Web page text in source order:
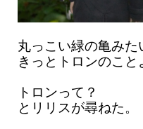
丸っこい緑の亀みた
きっとトロンのこと
トロンって？
とリリスが尋ねた。